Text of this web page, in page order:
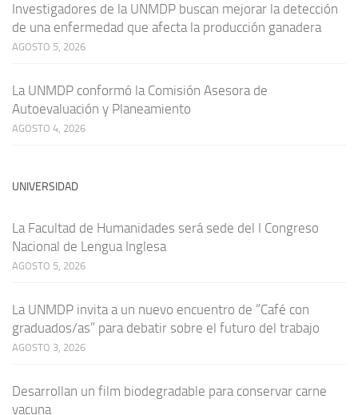
Investigadores de la UNMDP buscan mejorar la detección
de una enfermedad que afecta la producción ganadera
AGOSTO 5, 2026
La UNMDP conformó la Comisión Asesora de
Autoevaluación y Planeamiento
AGOSTO 4, 2026
UNIVERSIDAD
La Facultad de Humanidades será sede del I Congreso
Nacional de Lengua Inglesa
AGOSTO 5, 2026
La UNMDP invita a un nuevo encuentro de “Café con
graduados/as” para debatir sobre el futuro del trabajo
AGOSTO 3, 2026
Desarrollan un film biodegradable para conservar carne
vacuna